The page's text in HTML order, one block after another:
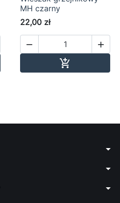
MH czarny
22,00 zł
 

arrow_drop_down
arrow_drop_down
arrow_drop_down